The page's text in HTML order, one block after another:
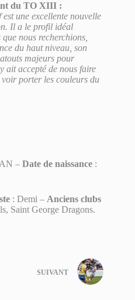
du TO XIII :
une excellente nouvelle
Il a le profil idéal
nous recherchions,
du haut niveau, son
majeurs pour
ait accepté de nous faire
porter les couleurs du
– Date de naissance :
: Demi – Anciens clubs
Saint George Dragons.
SUIVANT